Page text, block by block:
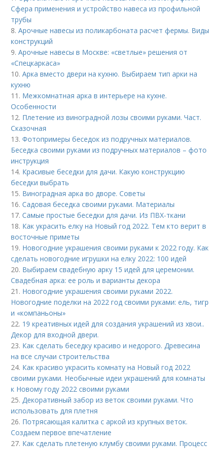
Сфера применения и устройство навеса из профильной
трубы
8.Арочные навесы из поликарбоната расчет фермы. Виды
конструкций
9.Арочные навесы в Москве: «светлые» решения от
«Спецкаркаса»
10.Арка вместо двери на кухню. Выбираем тип арки на
кухню
11. Межкомнатная арка в интерьере на кухне.
Особенности
12. Плетение из виноградной лозы своими руками. Част.
Сказочная
13.Фотопримеры беседок из подручных материалов.
Беседка своими руками из подручных материалов – фото
инструкция
14. Красивые беседки для дачи. Какую конструкцию
беседки выбрать
15. Виноградная арка во дворе. Советы
16.Садовая беседка своими руками. Материалы
17.Самые простые беседки для дачи. Из ПВХ-ткани
18. Как украсить елку на Новый год 2022. Тем кто верит в
восточные приметы
19. Новогодние украшения своими руками к 2022 году. Как
сделать новогодние игрушки на елку 2022: 100 идей
20. Выбираем свадебную арку 15 идей для церемонии.
Свадебная арка: ее роль и варианты декора
21. Новогодние украшения своими руками 2022.
Новогодние поделки на 2022 год своими руками: ель, тигр
и «компаньоны»
22. 19 креативных идей для создания украшений из хвои..
Декор для входной двери.
23. Как сделать беседку красиво и недорого. Древесина
на все случаи строительства
24. Как красиво украсить комнату на Новый год 2022
своими руками. Необычные идеи украшений для комнаты
к Новому году 2022 своими руками
25.Декоративный забор из веток своими руками. Что
использовать для плетня
26. Потрясающая калитка с аркой из крупных веток.
Создаем первое впечатление
27. Как сделать плетеную клумбу своими руками. Процесс